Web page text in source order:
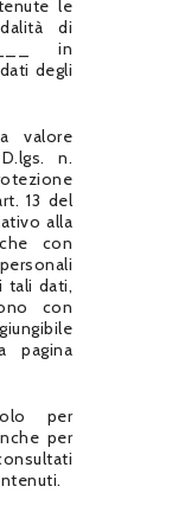
le
di
in
degli
valore
n.
13 del
alla
con
tali dati,
con
pagina
per
per